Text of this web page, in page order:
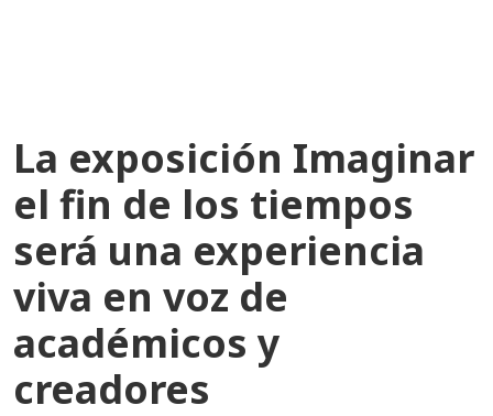
La exposición Imaginar
el fin de los tiempos
será una experiencia
viva en voz de
académicos y
creadores